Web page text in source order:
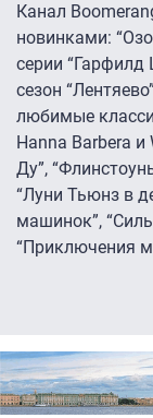
Канал
новинками:
серии
сезон
любимые
Hanna Barbera
Ду”,
“Луни Тьюнз в
машинок”,
“Приключения